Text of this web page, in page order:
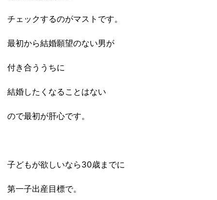
チェックするのがマストです。
最初から結婚願望のない男が
付き合ううちに
結婚したくなることはない
ので最初が肝心です。
子どもが欲しいなら30歳までに
第一子出産目標で。